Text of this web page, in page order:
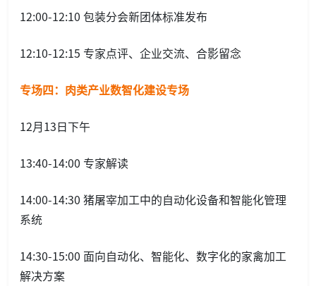
12:00-12:10 包装分会新团体标准发布
12:10-12:15 专家点评、企业交流、合影留念
专场四：肉类产业数智化建设专场
12月13日下午
13:40-14:00 专家解读
14:00-14:30 猪屠宰加工中的自动化设备和智能化管理
系统
14:30-15:00 面向自动化、智能化、数字化的家禽加工
解决方案